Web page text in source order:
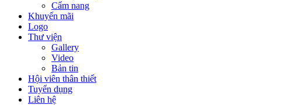
Cẩm nang
Khuyến mãi
Logo
Thư viện
Gallery
Video
Bản tin
Hội viên thân thiết
Tuyển dụng
Liên hệ